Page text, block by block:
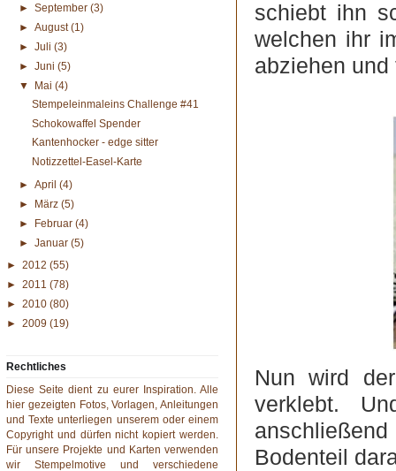
► September (3)
► August(1)
► Juli (3)
► Juni (5)
▼
Mai (4)
Stempeleinmaleins Challenge #41
Schokowaffel Spender
Kantenhocker - edge sitter
Notizzettel-Easel-Karte
► April (4)
►
März (5)
►
Februar (4)
► Januar (5)
► 2012 (55)
► 2011 (78)
► 2010 (80)
► 2009 (19)
Rechtliches
Diese Seite dient zu eurer Inspiration. Alle
hier gezeigten Fotos, Vorlagen, Anleitungen
und Texte unterliegen unserem oder einem
Copyright und dürfen nicht kopiert werden.
Für unsere Projekte und Karten verwenden
wir Stempelmotive und verschiedene
schiebt ihn
welchen ihr
abziehen
Nun wird
verklebt.
Bodenteil